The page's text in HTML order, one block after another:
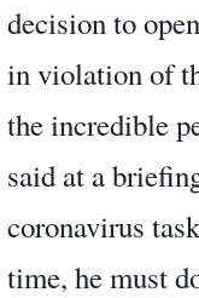
decision to
in violation of
the incredible
said at a
coronavirus
time, he must